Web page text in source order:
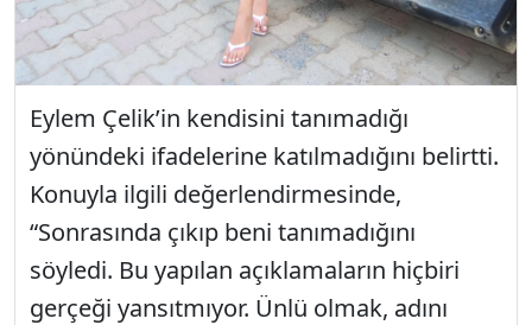
Eylem Çelik’in kendisini tanımadığı
yönündeki ifadelerine katılmadığını belirtti.
Konuyla ilgili değerlendirmesinde,
“Sonrasında çıkıp beni tanımadığını
söyledi. Bu yapılan açıklamaların hiçbiri
gerçeği yansıtmıyor. Ünlü olmak, adını